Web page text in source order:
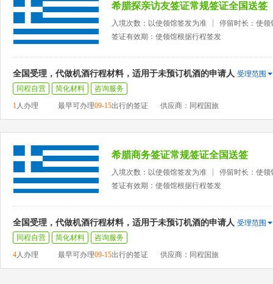
希腊探亲访友签证常规签证全国送签
入境次数：以使领馆签发为准
停留时长：使领
签证有效期：使领馆根据行程签发
全国受理，代做机酒行程材料，适用于未预订机酒的申请人 受理范围
同程自营
简化材料
咨询服务
1人办理 最早可办理09-15出行的签证 供应商：同程国旅
希腊商务签证常规签证全国送签
入境次数：以使领馆签发为准
停留时长：使领
签证有效期：使领馆根据行程签发
全国受理，代做机酒行程材料，适用于未预订机酒的申请人 受理范围
同程自营
简化材料
咨询服务
4人办理 最早可办理09-15出行的签证 供应商：同程国旅